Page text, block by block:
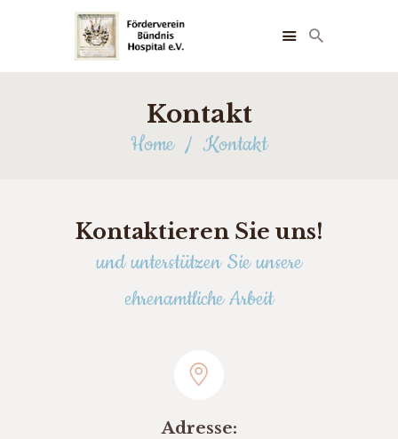
Kontakt
Home Kontakt
STARTSEITE
ÜBER UNS
FÖRDERER
TERMINE
KONTAKT
Kontaktieren Sie uns!
und unterstützen Sie unsere
ehrenamtliche Arbeit
Adresse: